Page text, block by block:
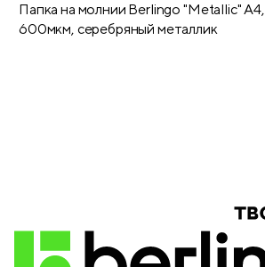
Папка на молнии Berlingo "Metallic" А4,
600мкм, серебряный металлик